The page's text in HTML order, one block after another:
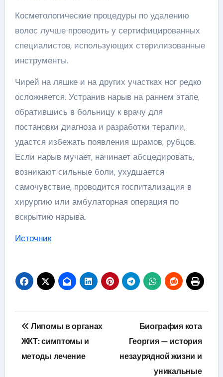
Косметологические процедуры по удалению
волос лучше проводить у сертифицированных
специалистов, использующих стерилизованные
инструменты.
Чирей на ляшке и на других участках ног редко
осложняется. Устранив нарыв на раннем этапе,
обратившись в больницу к врачу для
постановки диагноза и разработки терапии,
удастся избежать появления шрамов, рубцов.
Если нарыв мучает, начинает абсцедировать,
возникают сильные боли, ухудшается
самочувствие, проводится госпитализация в
хирургию или амбулаторная операция по
вскрытию нарыва.
Источник
Навигация
по
записям
Липомы в органах
ЖКТ: симптомы и
методы лечение
Биография кота
Георгия — история
незаурядной жизни и
уникальные